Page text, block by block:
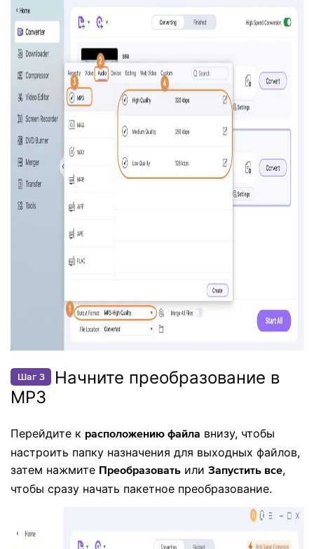
Шаг 3
Начните преобразование в
MP3
Перейдите к расположению файла внизу, чтобы
настроить папку назначения для выходных файлов,
затем нажмите Преобразовать или Запустить все,
чтобы сразу начать пакетное преобразование.